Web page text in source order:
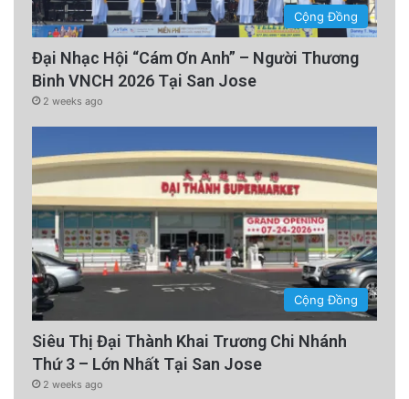
Cộng Đồng
Đại Nhạc Hội “Cám Ơn Anh” – Người Thương
Binh VNCH 2026 Tại San Jose
2 weeks ago
Cộng Đồng
Siêu Thị Đại Thành Khai Trương Chi Nhánh
Thứ 3 – Lớn Nhất Tại San Jose
2 weeks ago